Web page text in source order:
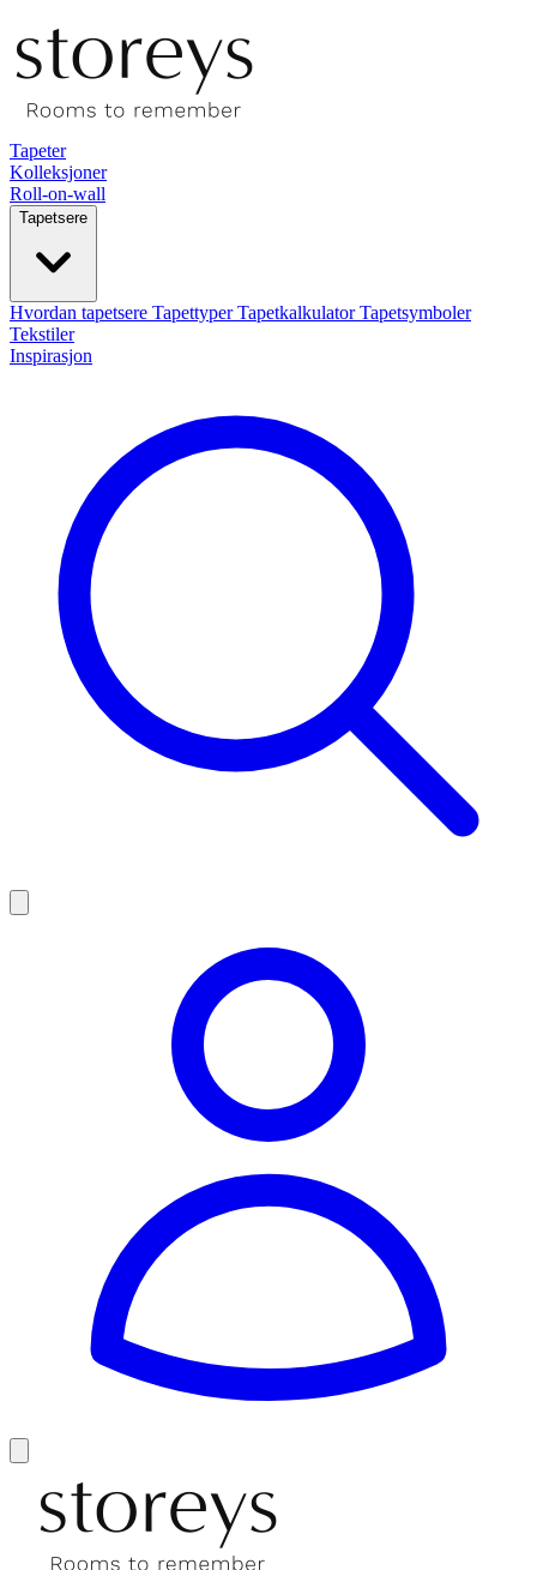
Tapeter
Kolleksjoner
Roll-on-wall
Tapetsere
Hvordan tapetsere TapettyperTapetkalkulatorTapetsymboler
Tekstiler
Inspirasjon